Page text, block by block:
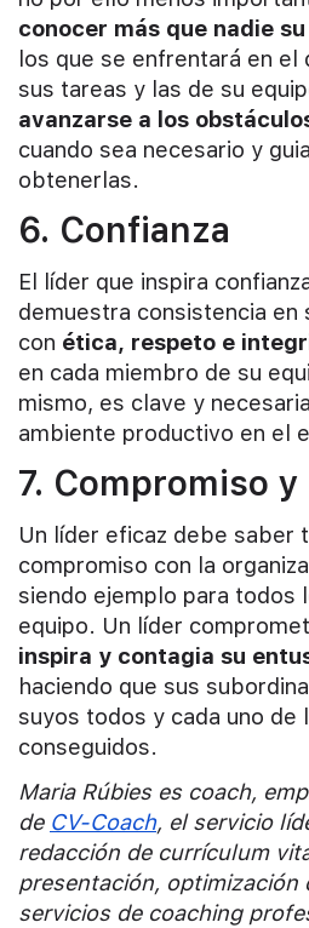
conocer más que nadie
los que se enfrentará en
sus tareas y las de su
avanzarse a los
cuando sea necesario y
obtenerlas.
6. Confianza
El líder que inspira
demuestra consistencia en
con ética, respeto e
en cada miembro de su
mismo, es clave y
ambiente productivo en el
7. Compromiso
Un líder eficaz debe saber
compromiso con la
siendo ejemplo para todos
equipo. Un líder
inspira y contagia su
haciendo que sus
suyos todos y cada uno de
conseguidos.
Maria Rúbies es coach,
de CV-Coach, el servicio
redacción de currículum
presentación, optimización
servicios de coaching